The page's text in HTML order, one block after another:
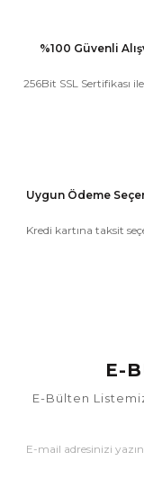
%100 Güvenli
256Bit SSL Sertifikası
Uygun Ödeme
Kredi kartına taksit
E-
E-Bülten